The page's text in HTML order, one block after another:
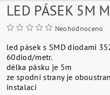
LED PÁSEK 5M
Neohodnoceno
led pásek s SMD diodami
60diod/metr.
délka pásku je 5m
ze spodní strany je
instalaci